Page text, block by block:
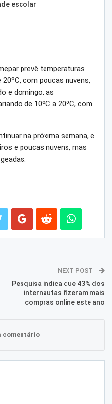
escolar
prevê temperaturas
20ºC, com poucas nuvens,
e domingo, as
de 10ºC a 20ºC, com
na próxima semana, e
e poucas nuvens, mas
NEXT POST
Pesquisa indica que 43% dos
internautas fizeram mais
compras online este ano
comentário